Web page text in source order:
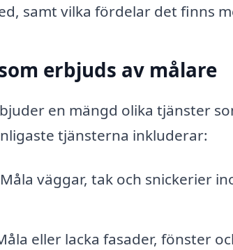
samt vilka fördelar det finns
erbjuds av målare
en mängd olika tjänster
tjänsterna inkluderar:
Måla väggar, tak och snickerier
eller lacka fasader, fönster